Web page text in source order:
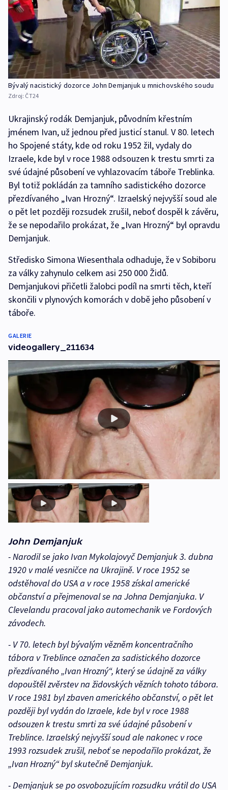
Bývalý nacistický dozorce John Demjanjuk u mnichovského soudu
Zdroj: ČT24
Ukrajinský rodák Demjanjuk, původním křestním
jménem Ivan, už jednou před justicí stanul. V 80. letech
ho Spojené státy, kde od roku 1952 žil, vydaly do
Izraele, kde byl v roce 1988 odsouzen k trestu smrti za
své údajné působení ve vyhlazovacím táboře Treblinka.
Byl totiž pokládán za tamního sadistického dozorce
přezdívaného „Ivan Hrozný“. Izraelský nejvyšší soud ale
o pět let později rozsudek zrušil, neboť dospěl k závěru,
že se nepodařilo prokázat, že „Ivan Hrozný“ byl opravdu
Demjanjuk.
Středisko Simona Wiesenthala odhaduje, že v Sobiboru
za války zahynulo celkem asi 250 000 Židů.
Demjanjukovi přičetli žalobci podíl na smrti těch, kteří
skončili v plynových komorách v době jeho působení v
táboře.
GALERIE
videogallery_211634
John Demjanjuk
- Narodil se jako Ivan Mykolajovyč Demjanjuk 3. dubna
1920 v malé vesničce na Ukrajině. V roce 1952 se
odstěhoval do USA a v roce 1958 získal americké
občanství a přejmenoval se na Johna Demjanjuka. V
Clevelandu pracoval jako automechanik ve Fordových
závodech.
- V 70. letech byl bývalým vězněm koncentračního
tábora v Treblince označen za sadistického dozorce
přezdívaného „Ivan Hrozný“, který se údajně za války
dopouštěl zvěrstev na židovských vězních tohoto tábora.
V roce 1981 byl zbaven amerického občanství, o pět let
později byl vydán do Izraele, kde byl v roce 1988
odsouzen k trestu smrti za své údajné působení v
Treblince. Izraelský nejvyšší soud ale nakonec v roce
1993 rozsudek zrušil, neboť se nepodařilo prokázat, že
„Ivan Hrozný“ byl skutečně Demjanjuk.
- Demjanjuk se po osvobozujícím rozsudku vrátil do USA